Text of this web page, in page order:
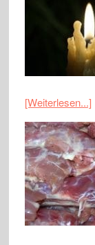
[Weiterlesen...]